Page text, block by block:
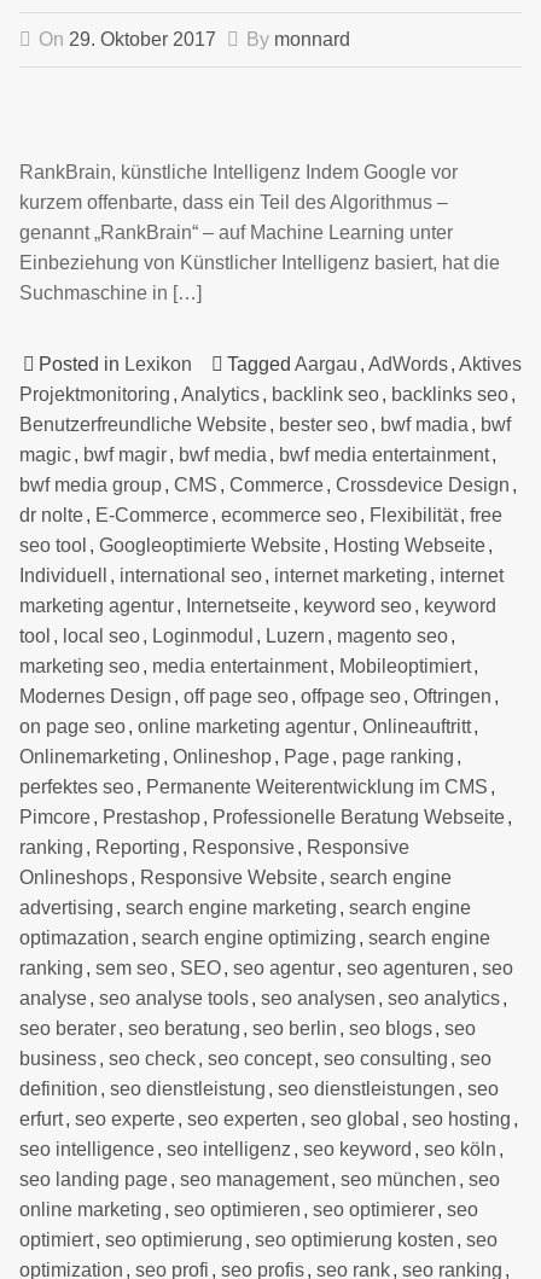
On 29. Oktober 2017 By monnard
RankBrain, künstliche Intelligenz Indem Google vor
kurzem offenbarte, dass ein Teil des Algorithmus –
genannt „RankBrain“ – auf Machine Learning unter
Einbeziehung von Künstlicher Intelligenz basiert, hat die
Suchmaschine in […]
Posted in Lexikon Tagged Aargau , AdWords, Aktives
Projektmonitoring , Analytics, backlink seo, backlinks seo,
Benutzerfreundliche Website, bester seo, bwf madia , bwf
magic, bwf magir, bwf media , bwf media entertainment,
bwf media group, CMS , Commerce, Crossdevice Design ,
dr nolte, E-Commerce, ecommerce seo, Flexibilität, free
seo tool , Googleoptimierte Website, Hosting Webseite,
Individuell
, international seo, internet marketing , internet
marketing agentur, Internetseite, keyword seo, keyword
tool , local seo, Loginmodul , Luzern , magento seo,
marketing seo, media entertainment, Mobileoptimiert,
Modernes Design , off page seo, offpage seo, Oftringen ,
on page seo, online marketing agentur, Onlineauftritt,
Onlinemarketing , Onlineshop, Page, page ranking ,
perfektes seo, Permanente Weiterentwicklung im CMS ,
Pimcore, Prestashop, Professionelle Beratung Webseite,
ranking , Reporting , Responsive, Responsive
Onlineshops, Responsive Website, search engine
advertising , search engine marketing , search engine
optimazation , search engine optimizing , search engine
ranking , sem seo, SEO, seo agentur, seo agenturen , seo
analyse, seo analyse tools, seo analysen , seo analytics,
seo berater, seo beratung , seo berlin , seo blogs, seo
business, seo check, seo concept, seo consulting , seo
definition , seo dienstleistung , seo dienstleistungen , seo
erfurt, seo experte, seo experten , seo global , seo hosting ,
seo intelligence, seo intelligenz , seo keyword , seo köln ,
seo landing page, seo management, seo münchen , seo
online marketing , seo optimieren , seo optimierer, seo
optimiert, seo optimierung , seo optimierung kosten , seo
optimization , seo profi , seo profis, seo rank, seo ranking ,